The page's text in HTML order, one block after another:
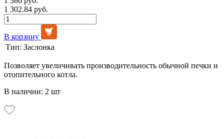
1 302.84 руб.
В корзину
Тип: Заслонка
Позволяет увеличивать производительность обычной печки и
отопительного котла.
В наличии: 2 шт